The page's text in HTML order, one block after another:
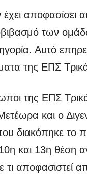
αποφασίσει
των
Αυτό
της ΕΠΣ
της ΕΠΣ
και ο
διακόπηκε το
και 13η θέση
τι αποφασιστεί